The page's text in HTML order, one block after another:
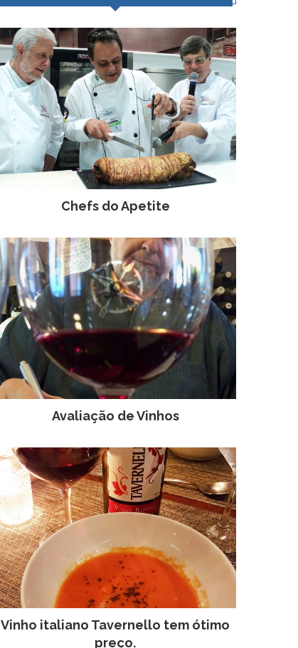
Chefs do Apetite
Avaliação de Vinhos
Vinho italiano Tavernello tem ótimo
preço.